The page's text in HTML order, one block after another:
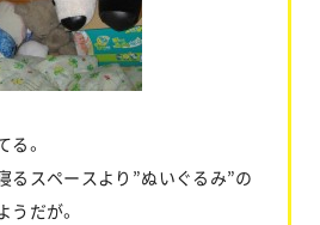
。
るスペースより”ぬいぐるみ”の
だが。